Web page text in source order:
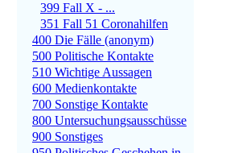
399 Fall X - ...
351 Fall 51 Coronahilfen
400 Die Fälle (anonym)
500 Politische Kontakte
510 Wichtige Aussagen
600 Medienkontakte
700 Sonstige Kontakte
800 Untersuchungsausschüsse
900 Sonstiges